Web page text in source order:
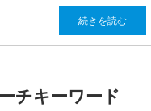
続きを読む
チキーワード